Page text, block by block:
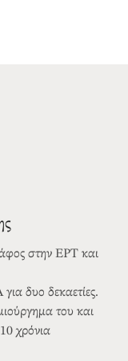
στην ΕΡΤ και
δυο δεκαετίες.
του και
χρόνια